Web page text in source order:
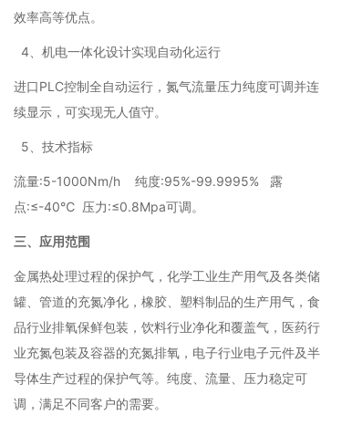
效率高等优点。
4、机电一体化设计实现自动化运行
进口PLC控制全自动运行，氮气流量压力纯度可调并连
续显示，可实现无人值守。
5、技术指标
流量:5-1000Nm/h 纯度:95%-99.9995% 露
点:≤-40℃ 压力:≤0.8Mpa可调。
三、应用范围
金属热处理过程的保护气，化学工业生产用气及各类储
罐、管道的充氮净化，橡胶、塑料制品的生产用气，食
品行业排氧保鲜包装，饮料行业净化和覆盖气，医药行
业充氮包装及容器的充氮排氧，电子行业电子元件及半
导体生产过程的保护气等。纯度、流量、压力稳定可
调，满足不同客户的需要。